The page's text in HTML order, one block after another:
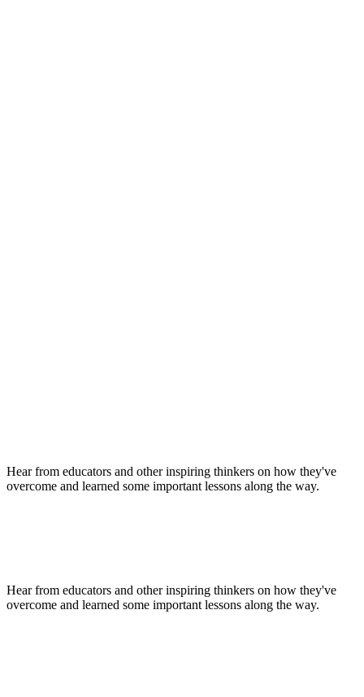
Hear from educators and other inspiring thinkers on how they've
overcome and learned some important lessons along the way.
Hear from educators and other inspiring thinkers on how they've
overcome and learned some important lessons along the way.